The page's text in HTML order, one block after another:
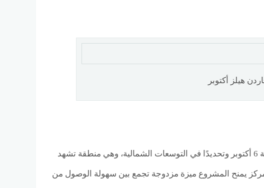
هيلز أكتوبر
تنبع أهمية موقع كمبوند جاردن هيلز أكتوبر من كونه يقع داخل نطاق مدينة 6 أكتوبر وتحديدًا في التوسعات الشمالية، وهي منطقة تشهد
يمنح المشروع ميزة مزدوجة تجمع بين سهولة الوصول من